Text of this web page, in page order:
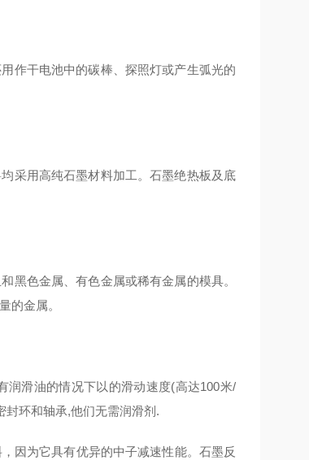
作干电池中的碳棒、探照灯或产生弧光的
采用高纯石墨材料加工。石墨绝热板及底
色金属、有色金属或稀有金属的模具。
的金属。
滑油的情况下以的滑动速度(高达100米/
环和轴承,他们无需润滑剂.
因为它具有优异的中子减速性能。石墨反